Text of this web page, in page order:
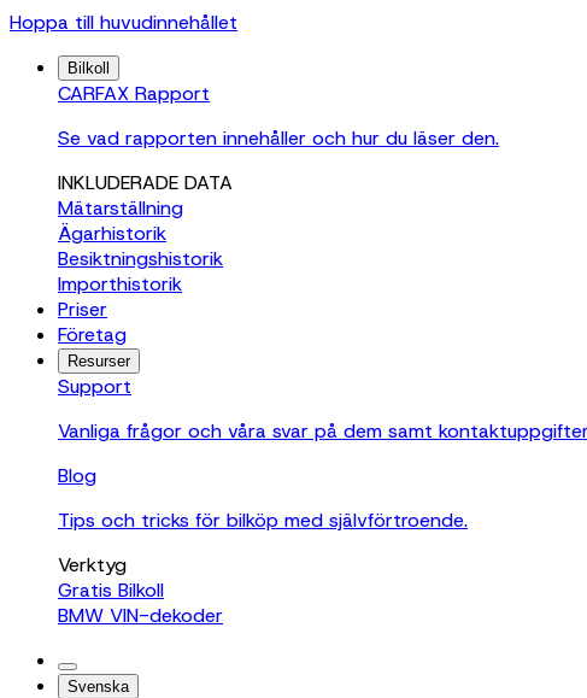
Hoppa till huvudinnehållet
Bilkoll
CARFAX Rapport
Se vad rapporten innehåller och hur du läser den.
INKLUDERADE DATA
Mätarställning
Ägarhistorik
Besiktningshistorik
Importhistorik
Priser
Företag
Resurser
Support
Vanliga frågor och våra svar på dem samt
Blog
Tips och tricks för bilköp med självförtroende.
Verktyg
Gratis Bilkoll
BMW VIN-dekoder
Svenska